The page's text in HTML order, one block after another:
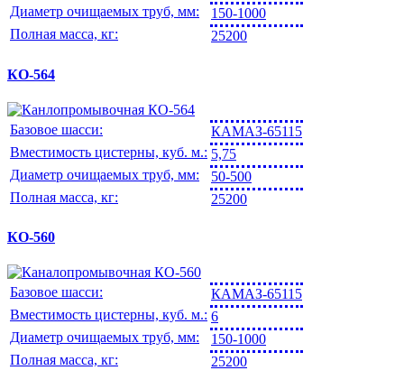
Диаметр очищаемых труб, мм:
150-1000
Полная масса, кг:
25200
КО-564
Базовое шасси:
КАМАЗ-65115
Вместимость цистерны, куб. м.: 5,75
Диаметр очищаемых труб, мм:
50-500
Полная масса, кг:
25200
КО-560
Базовое шасси:
КАМАЗ-65115
Вместимость цистерны, куб. м.: 6
Диаметр очищаемых труб, мм:
150-1000
Полная масса, кг:
25200